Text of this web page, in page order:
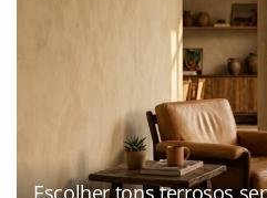
Escolher tons terrosos